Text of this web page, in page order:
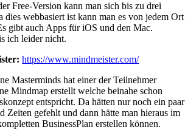
Free-Version kann man sich bis zu drei
dies webbasiert ist kann man es von jedem Ort
gibt auch Apps für iOS und den Mac.
ich leider nicht.
https://www.mindmeister.com/
Masterminds hat einer der Teilnehmer
Mindmap erstellt welche beinahe schon
entspricht. Da hätten nur noch ein paar
Zeiten gefehlt und dann hätte man hieraus im
BusinessPlan erstellen können.